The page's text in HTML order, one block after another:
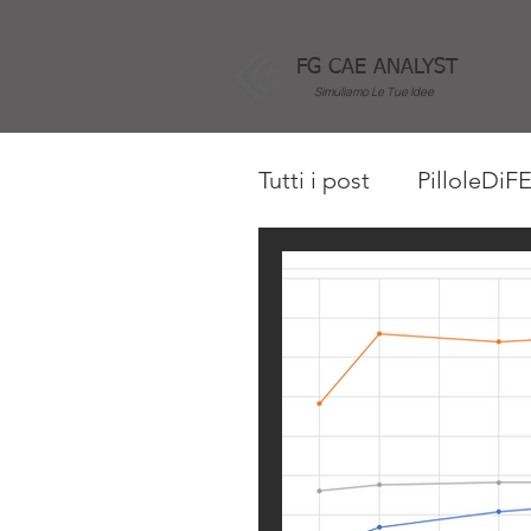
FG CAE ANALYST
Simuliamo Le Tue Idee
Tutti i post